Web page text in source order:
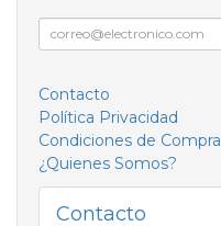
Contacto
Política Privacidad
Condiciones de Compra
¿Quienes Somos?
Contacto